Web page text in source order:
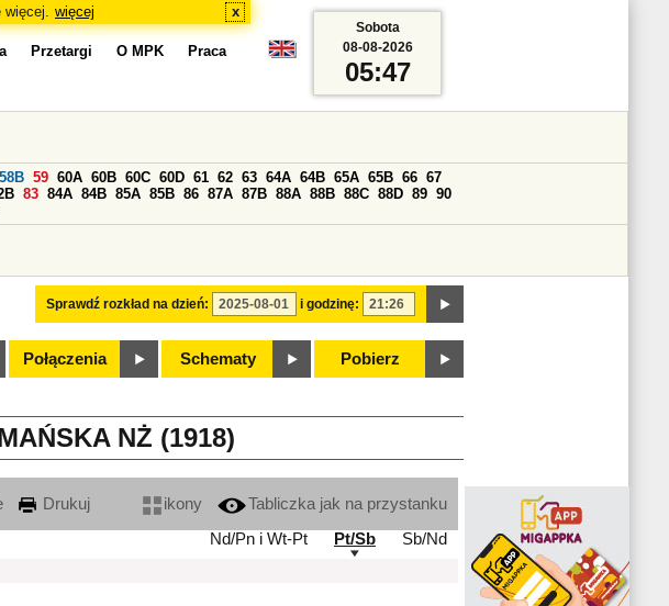
więcej. więcej x
Przetargi O MPK Praca
Sprawdź rozkład na dzień: i godzinę:
58B 59 60A 60B 60C 60D 61 62 63 64A 64B 65A 65B 66 67
83 84A 84B 85A 85B 86 87A 87B 88A 88B 88C 88D 89 90
Połączenia Schematy Pobierz
Sobota
08-08-2026
05:47
NŻ (1918)
Drukuj ikony
Tabliczka jak na przystanku
Nd/Pn i Wt-Pt
Pt/Sb
Sb/Nd